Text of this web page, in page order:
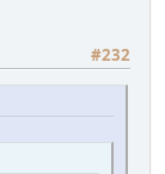
#232